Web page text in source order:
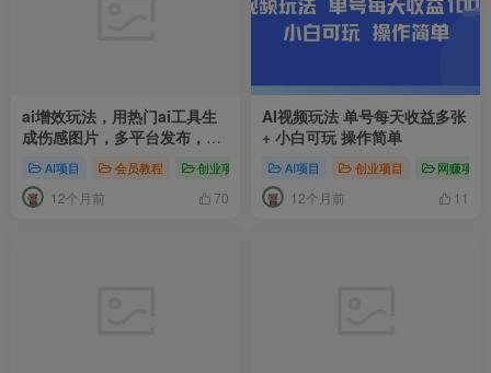
ai增效玩法，用热门ai工具生
成伤感图片，多平台发布，全
新矩阵式挣钱
AI项目 会员教程 创业项目 AI赚钱法则 新媒体项目 爆
12个月前 70
AI视频玩法 单号每天收益多张
+ 小白可玩 操作简单
AI项目 创业项目 网赚项目
12个月前 11